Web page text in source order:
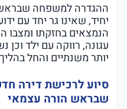
ההגדרה למשפחה
יחיד, שאינו גר יחד עם
הנמצאים בחזקתו ומצבו
עגונה, רווקה עם ילד וכן
יותר משנתיים והחל
סיוע לרכישת דירה
שבראש הורה עצמאי